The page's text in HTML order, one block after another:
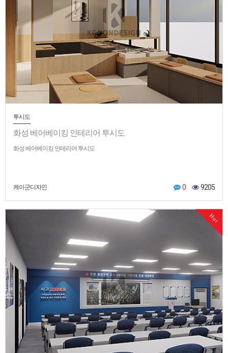
투시도
화성 베어베이킹 인테리어 투시도
화성 베어베이킹 인테리어 투시도
케이군디자인 0 9205
Hot